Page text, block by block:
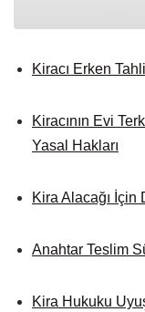
Kiracı Erken
Kiracının Evi
Yasal Hakları
Kira Alacağı İçin
Anahtar Teslim
Kira Hukuku